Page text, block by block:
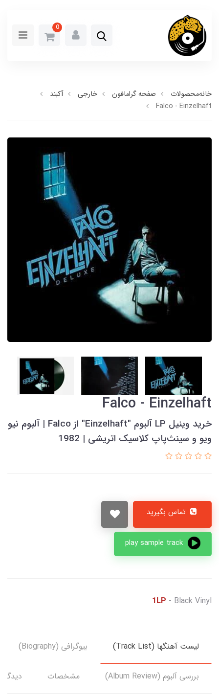
0
خانهمحصولات صفحه گرامافون خارجی
آکبند
Falco - Einzelhaft
Falco - Einzelhaft
خرید وینیل LP آلبوم "Einzelhaft" از Falco | آلبوم نیو
ویو و سینث‌پاپ کلاسیک اتریشی | 1982
تماس بگیرید
1LP - Black Vinyl
لیست آهنگها (Track List) بیوگرافی (Biography)
بررسی آلبوم (Album Review) مشخصات